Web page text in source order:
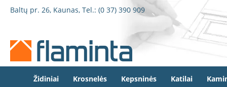
Pereiti
Baltų pr. 26, Kaunas, Tel.: (0 37) 390 909
Židinio
Dorako
Linea
Židiniai Krosnelės Kepsninės Katilai